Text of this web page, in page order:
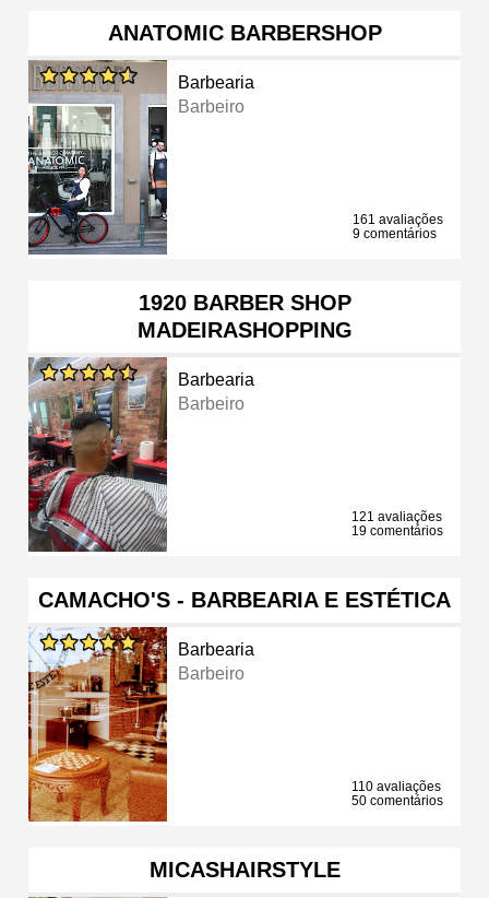
ANATOMIC BARBERSHOP
Barbearia
Barbeiro
161 avaliações
9 comentários
1920 BARBER SHOP
MADEIRASHOPPING
Barbearia
Barbeiro
121 avaliações
19 comentários
CAMACHO'S - BARBEARIA E ESTÉTICA
Barbearia
Barbeiro
110 avaliações
50 comentários
MICASHAIRSTYLE